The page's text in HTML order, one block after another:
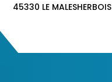
45330 LE MALESHERBOIS